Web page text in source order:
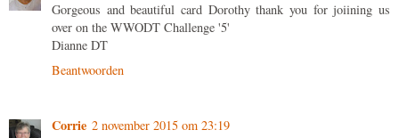
Gorgeous and beautiful card Dorothy thank you for joiining us
over on the WWODT Challenge '5'
Dianne DT
Beantwoorden
Corrie 2 november 2015 om 23:19